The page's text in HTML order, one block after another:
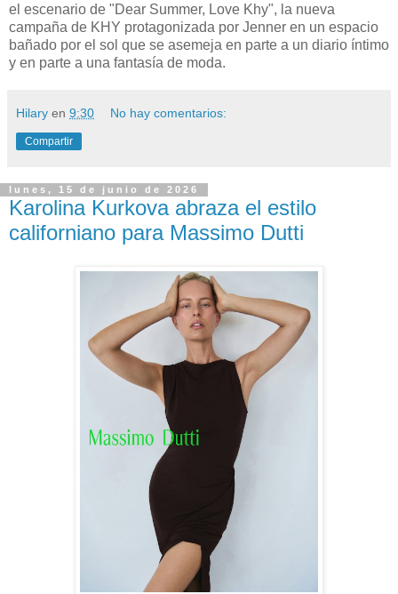
el escenario de "Dear Summer, Love Khy", la nueva
campaña de KHY protagonizada por Jenner en un espacio
bañado por el sol que se asemeja en parte a un diario íntimo
y en parte a una fantasía de moda.
Hilary en 9:30 No hay comentarios:
Compartir
lunes, 15 de junio de 2026
Karolina Kurkova abraza el estilo
californiano para Massimo Dutti